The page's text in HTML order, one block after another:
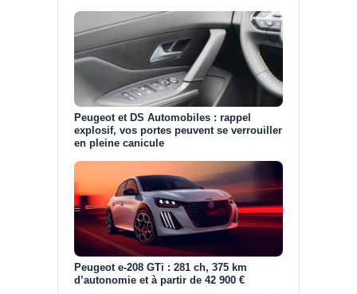
Peugeot et DS Automobiles : rappel
explosif, vos portes peuvent se verrouiller
en pleine canicule
Peugeot e-208 GTi : 281 ch, 375 km
d’autonomie et à partir de 42 900 €